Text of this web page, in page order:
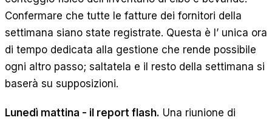
Confermare che tutte le fatture dei fornitori della
settimana siano state registrate. Questa è l’ unica ora
di tempo dedicata alla gestione che rende possibile
ogni altro passo; saltatela e il resto della settimana si
baserà su supposizioni.
Lunedì mattina - il report flash. Una riunione di